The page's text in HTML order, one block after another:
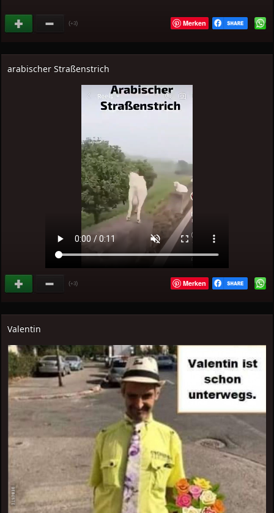
(+3) Merken
arabischer Straßenstrich
(+3) Merken
Valentin